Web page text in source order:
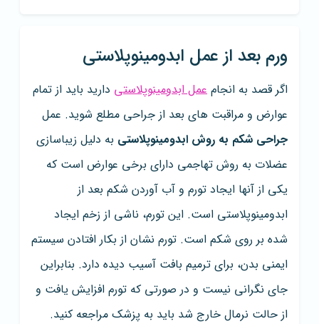
ورم بعد از عمل ابدومینوپلاستی
اگر قصد به انجام عمل ابدومینوپلاستی دارید باید از تمام
عوارض و مراقبت های بعد از جراحی مطلع شوید. عمل
جراحی شکم به روش ابدومینوپلاستی به دلیل زیباسازی
عضلات به روش تهاجمی دارای برخی عوارض است که
یکی از آنها ایجاد تورم و آب آوردن شکم بعد از
ابدومینوپلاستی است. این تورم، ناشی از زخم ایجاد
شده بر روی شکم است. تورم نشان از بکار افتادن سیستم
ایمنی بدن، برای ترمیم بافت آسیب دیده دارد. بنابراین
جای نگرانی نیست و در صورتی که تورم افزایش یافت و
از حالت نرمال خارج شد باید به پزشک مراجعه کنید.